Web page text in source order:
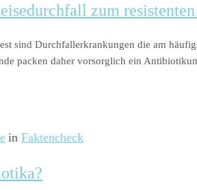
zum
sind Durchfallerkrankungen die am
packen daher vorsorglich ein
in Faktencheck